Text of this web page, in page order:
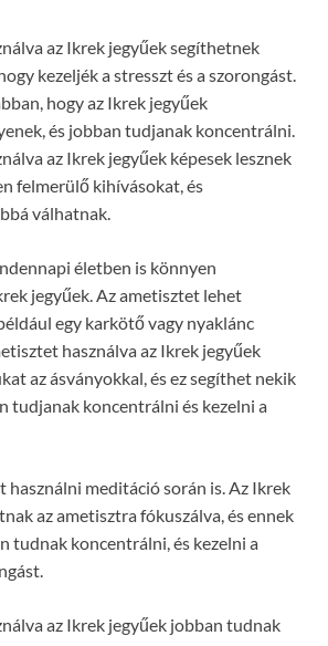
az Ikrek jegyűek segíthetnek
kezeljék a stresszt és a szorongást.
hogy az Ikrek jegyűek
és jobban tudjanak koncentrálni.
az Ikrek jegyűek képesek lesznek
felmerülő kihívásokat, és
válhatnak.
életben is könnyen
jegyűek. Az ametisztet lehet
egy karkötő vagy nyaklánc
használva az Ikrek jegyűek
az ásványokkal, és ez segíthet nekik
tudjanak koncentrálni és kezelni a
használni meditáció során is. Az Ikrek
az ametisztra fókuszálva, és ennek
tudnak koncentrálni, és kezelni a
az Ikrek jegyűek jobban tudnak